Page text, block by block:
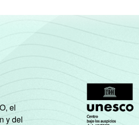
el
y del